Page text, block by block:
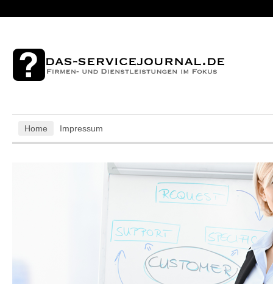
Home Impressum